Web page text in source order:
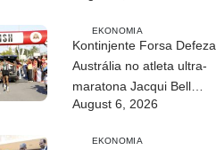
EKONOMIA
Kontinjente Forsa Defeza
Austrália no atleta ultra-
maratona Jacqui Bell
partisipa DIM 2026
August 6, 2026
EKONOMIA